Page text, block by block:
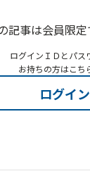
記事は会員限
ログインＩＤとパス
お持ちの方はこち
ログイン